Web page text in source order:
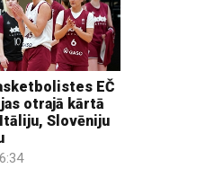
EČ
otrajā kārtā
Slovēniju